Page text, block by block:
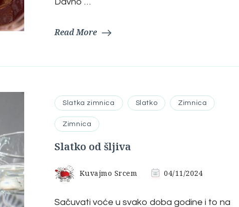
Read More
Slatka zimnica Slatko Zimnica
Zimnica
Slatko od šljiva
Kuvajmo Srcem 04/11/2024
Sačuvati voće u svako doba godine i to na